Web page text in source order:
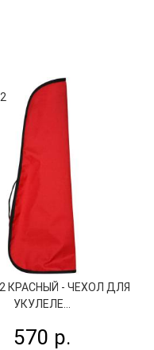
КРАСНЫЙ - ЧЕХОЛ ДЛЯ
УКУЛЕЛЕ...
570 р.